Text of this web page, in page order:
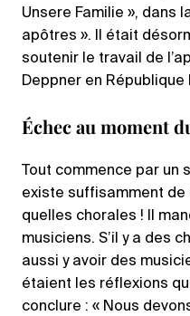
Unsere Familie », dans
apôtres ». Il était
soutenir le travail de
Deppner en
Échec au moment
Tout commence par un
existe suffisamment de
quelles chorales ! Il
musiciens. S’il y a des
aussi y avoir des
étaient les réflexions
conclure : « Nous